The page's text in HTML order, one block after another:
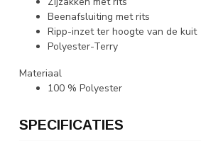
Beenafsluiting met rits
Ripp-inzet ter hoogte van de kuit
Polyester-Terry
Materiaal
100 % Polyester
SPECIFICATIES